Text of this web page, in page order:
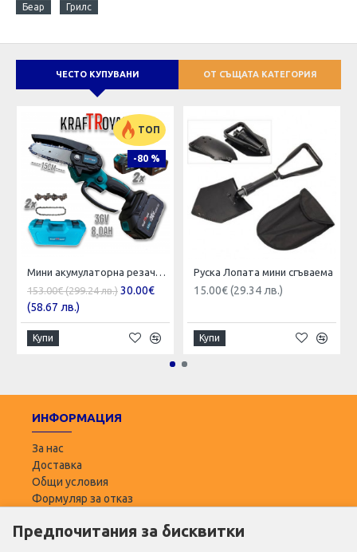
Беар Грилс
ЧЕСТО КУПУВАНИ ОТ СЪЩАТА КАТЕГОРИЯ
ТОП
-80 %
Мини акумулаторна резачка с шина 15см, 2 батерии 36V 8Ah
153.00€ (299.24 лв.) 30.00€
(58.67 лв.)
Купи
Руска Лопата мини сгъваема
15.00€ (29.34 лв.)
Купи
ИНФОРМАЦИЯ
За нас
Доставка
Общи условия
Формуляр за отказ
ПОТРЕБИТЕЛ
Предпочитания за бисквитки